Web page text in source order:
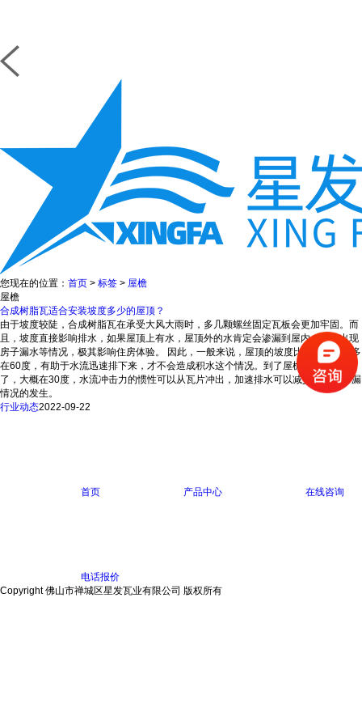
您现在的位置： 首页 > 标签 > 屋檐
屋檐
合成树脂瓦适合安装坡度多少的屋顶？
由于坡度较陡，合成树脂瓦在承受大风大雨时，多几颗螺丝固定瓦板会更加牢固。而
且，坡度直接影响排水，如果屋顶上有水，屋顶外的水肯定会渗漏到屋内，导致出现
房子漏水等情况，极其影响住房体验。 因此，一般来说，屋顶的坡度比较大，差不多
在60度，有助于水流迅速排下来，才不会造成积水这个情况。到了屋檐的坡度减缓
了，大概在30度，水流冲击力的惯性可以从瓦片冲出，加速排水可以减少80%的渗漏
情况的发生。
行业动态2022-09-22
首页 产品中心 在线咨询
电话报价
Copyright 佛山市禅城区星发瓦业有限公司 版权所有